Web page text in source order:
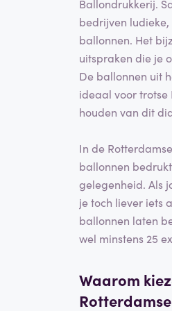
Ballondrukkerij.
bedrijven
ballonnen. Het
uitspraken die je
De ballonnen uit
ideaal voor
houden van dit
In de
ballonnen
gelegenheid. Als
je toch liever iets
ballonnen laten
wel minstens 25
Waarom